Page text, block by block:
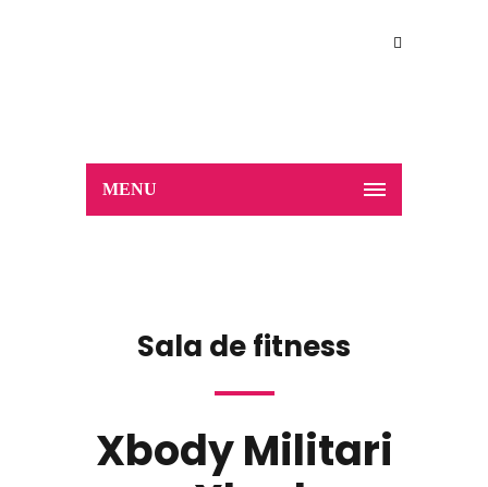
MENU
Sala de fitness
Xbody Militari